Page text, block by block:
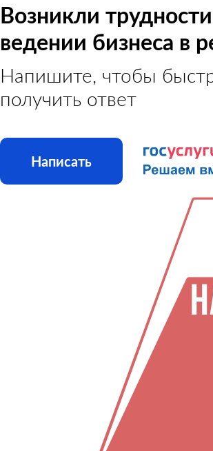
Возникли
ведении бизнеса в
Напишите, чтобы
получить ответ
Написать